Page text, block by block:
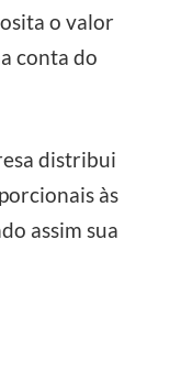
o valor
conta do
distribui
às
assim sua